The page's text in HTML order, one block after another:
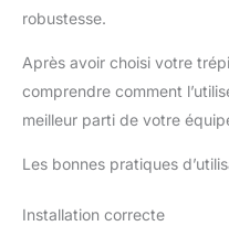
robustesse.
Après avoir choisi votre
comprendre comment
meilleur parti de votre
Les bonnes pratiques
Installation correcte